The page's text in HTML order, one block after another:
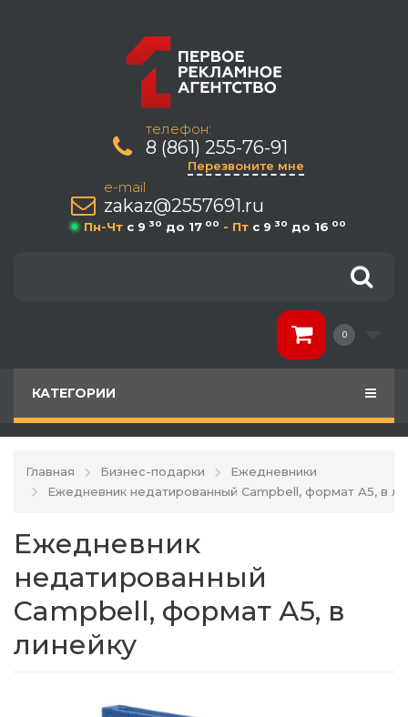
телефон:
8 (861) 255-76-91
Перезвоните мне
e-mail
zakaz@2557691.ru
Пн-Чт c 9 30 до 17 00 - Пт c 9 30 до 16 00
0
КАТЕГОРИИ
Главная Бизнес-подарки
Ежедневники
Ежедневник недатированный Campbell, формат А5, в
Ежедневник
недатированный
Campbell, формат А5, в
линейку